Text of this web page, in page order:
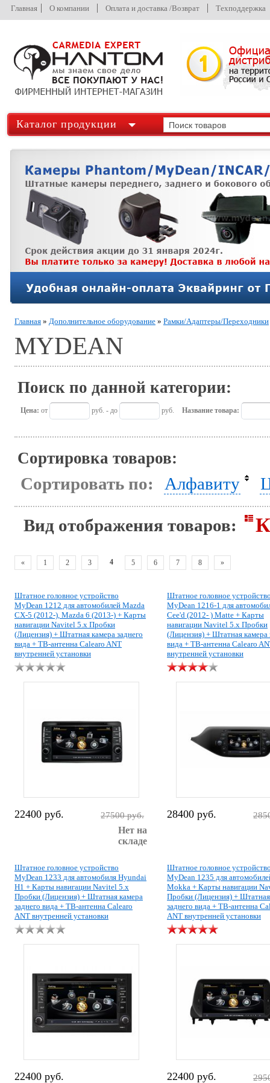
Главная О компании Оплата и доставка /Возврат Техподдержка
Каталог продукции
Главная » Дополнительное оборудование » Рамки/Адаптеры/Переходники
MYDEAN
Поиск по данной категории:
Цена: от руб. - до руб. Название товара:
Сортировка товаров:
Сортировать по: Алфавиту
Вид отображения товаров:
« 1 2 3 4 5 6 7 8 »
Штатное головное устройство
MyDean 1212 для автомобилей Mazda
CX-5 (2012-), Mazda 6 (2013-) + Карты
навигации Navitel 5.x Пробки
(Лицензия) + Штатная камера заднего
вида + ТВ-антенна Calearo ANT
внутренней установки
22400 руб. 27500 руб.
Нет на
складе
Штатное головное
MyDean 1216-1 для
Cee'd (2012- ) Matte + Карты
навигации Navitel 5.x Пробки
(Лицензия) + Штатная камера
вида + ТВ-антенна Calearo
внутренней установки
28400 руб.
Штатное головное устройство
MyDean 1233 для автомобиля Hyundai
H1 + Карты навигации Navitel 5.x
Пробки (Лицензия) + Штатная камера
заднего вида + ТВ-антенна Calearo
ANT внутренней установки
22400 руб.
Штатное головное
MyDean 1235 для
Mokka + Карты навигации
Пробки (Лицензия) +
заднего вида + ТВ-антенна
ANT внутренней установки
22400 руб.